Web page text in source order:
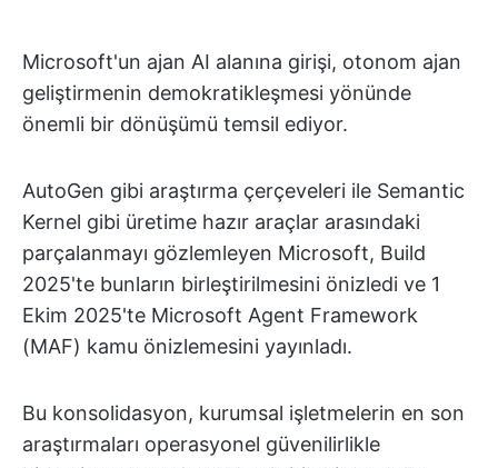
Microsoft'un ajan AI alanına girişi, otonom ajan
geliştirmenin demokratikleşmesi yönünde
önemli bir dönüşümü temsil ediyor.
AutoGen gibi araştırma çerçeveleri ile Semantic
Kernel gibi üretime hazır araçlar arasındaki
parçalanmayı gözlemleyen Microsoft, Build
2025'te bunların birleştirilmesini önizledi ve 1
Ekim 2025'te Microsoft Agent Framework
(MAF) kamu önizlemesini yayınladı.
Bu konsolidasyon, kurumsal işletmelerin en son
araştırmaları operasyonel güvenilirlikle